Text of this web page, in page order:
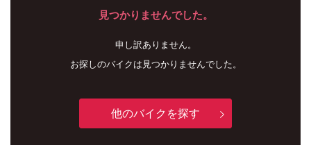
見つかりませんでした。
申し訳ありません。
お探しのバイクは見つかりませんでした。
他のバイクを探す